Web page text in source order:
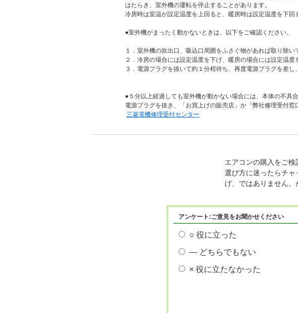
はたらき、室外機の運転を停止することがあります。
冷房時は室温が設定温度を上回ると、暖房時は設定温度を下回
●室外機がまったく動かないときは、以下をご確認ください。
１．室外機の吹出口、吸込口周囲をふさぐ物があれば取り除い
２．冷房の場合には設定温度を下げ、暖房の場合には設定温度
３．電源プラグを抜いて約１分程待ち、再度電源プラグを差し
●５分以上経過しても室外機が動かない場合には、本体の不具
電源プラグを抜き、「お買上げの販売店」か「弊社修理受付窓
三菱電機修理受付センター
エアコンの購入をご検
選び方に迷ったらチャ
げ、ではありません。
アンケート:ご意見をお聞かせください
○ 役に立った
― どちらでもない
× 役に立たなかった